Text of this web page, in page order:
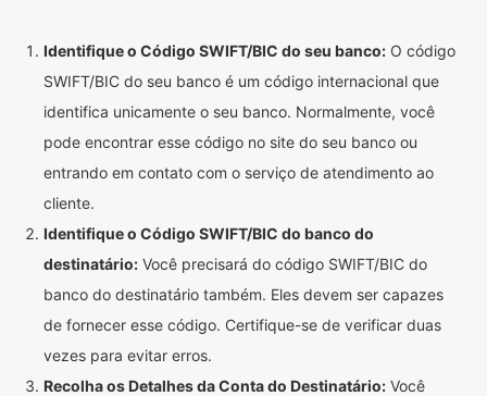
Identifique o Código SWIFT/BIC do seu banco: O código
SWIFT/BIC do seu banco é um código internacional que
identifica unicamente o seu banco. Normalmente, você
pode encontrar esse código no site do seu banco ou
entrando em contato com o serviço de atendimento ao
cliente.
Identifique o Código SWIFT/BIC do banco do
destinatário: Você precisará do código SWIFT/BIC do
banco do destinatário também. Eles devem ser capazes
de fornecer esse código. Certifique-se de verificar duas
vezes para evitar erros.
Recolha os Detalhes da Conta do Destinatário: Você